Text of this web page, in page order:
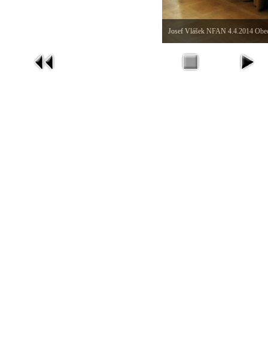
Josef Vlášek NFAN 4.4.2014